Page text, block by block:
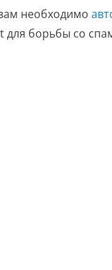
необходимо
для борьбы со